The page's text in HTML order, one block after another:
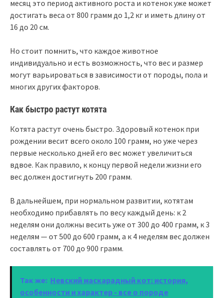
месяц это период активного роста и котенок уже может
достигать веса от 800 грамм до 1,2 кг и иметь длину от
16 до 20 см.
Но стоит помнить, что каждое животное
индивидуально и есть возможность, что вес и размер
могут варьироваться в зависимости от породы, пола и
многих других факторов.
Как быстро растут котята
Котята растут очень быстро. Здоровый котенок при
рождении весит всего около 100 грамм, но уже через
первые несколько дней его вес может увеличиться
вдвое. Как правило, к концу первой недели жизни его
вес должен достигнуть 200 грамм.
В дальнейшем, при нормальном развитии, котятам
необходимо прибавлять по весу каждый день: к 2
неделям они должны весить уже от 300 до 400 грамм, к 3
неделям — от 500 до 600 грамм, а к 4 неделям вес должен
составлять от 700 до 900 грамм.
Так же: Невский маскарадный кот: история,
особенности и характер - все о породе